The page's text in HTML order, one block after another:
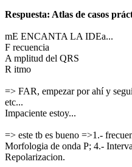
Respuesta: Atlas de casos
mE ENCANTA LA IDEa...
F recuencia
A mplitud del QRS
R itmo
=> FAR, empezar por ahí y
etc...
Impaciente estoy...
=> este tb es bueno =>1.-
Morfologia de onda P; 4.-
Repolarizacion.